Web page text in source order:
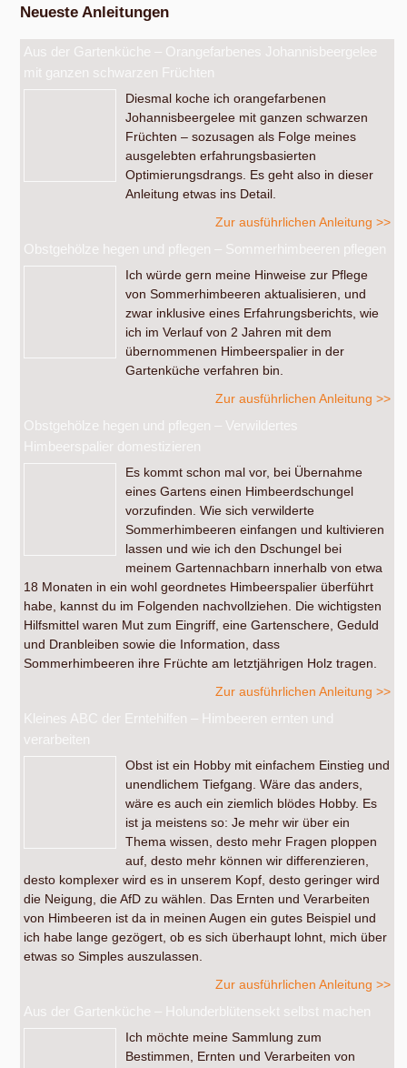
Neueste Anleitungen
Aus der Gartenküche – Orangefarbenes Johannisbeergelee
mit ganzen schwarzen Früchten
Diesmal koche ich orangefarbenen
Johannisbeergelee mit ganzen schwarzen
Früchten – sozusagen als Folge meines
ausgelebten erfahrungsbasierten
Optimierungsdrangs. Es geht also in dieser
Anleitung etwas ins Detail.
Zur ausführlichen Anleitung >>
Obstgehölze hegen und pflegen – Sommerhimbeeren pflegen
Ich würde gern meine Hinweise zur Pflege
von Sommerhimbeeren aktualisieren, und
zwar inklusive eines Erfahrungsberichts, wie
ich im Verlauf von 2 Jahren mit dem
übernommenen Himbeerspalier in der
Gartenküche verfahren bin.
Zur ausführlichen Anleitung >>
Obstgehölze hegen und pflegen – Verwildertes
Himbeerspalier domestizieren
Es kommt schon mal vor, bei Übernahme
eines Gartens einen Himbeerdschungel
vorzufinden. Wie sich verwilderte
Sommerhimbeeren einfangen und kultivieren
lassen und wie ich den Dschungel bei
meinem Gartennachbarn innerhalb von etwa
18 Monaten in ein wohl geordnetes Himbeerspalier überführt
habe, kannst du im Folgenden nachvollziehen. Die wichtigsten
Hilfsmittel waren Mut zum Eingriff, eine Gartenschere, Geduld
und Dranbleiben sowie die Information, dass
Sommerhimbeeren ihre Früchte am letztjährigen Holz tragen.
Zur ausführlichen Anleitung >>
Kleines ABC der Erntehilfen – Himbeeren ernten und
verarbeiten
Obst ist ein Hobby mit einfachem Einstieg und
unendlichem Tiefgang. Wäre das anders,
wäre es auch ein ziemlich blödes Hobby. Es
ist ja meistens so: Je mehr wir über ein
Thema wissen, desto mehr Fragen ploppen
auf, desto mehr können wir differenzieren,
desto komplexer wird es in unserem Kopf, desto geringer wird
die Neigung, die AfD zu wählen. Das Ernten und Verarbeiten
von Himbeeren ist da in meinen Augen ein gutes Beispiel und
ich habe lange gezögert, ob es sich überhaupt lohnt, mich über
etwas so Simples auszulassen.
Zur ausführlichen Anleitung >>
Aus der Gartenküche – Holunderblütensekt selbst machen
Ich möchte meine Sammlung zum
Bestimmen, Ernten und Verarbeiten von